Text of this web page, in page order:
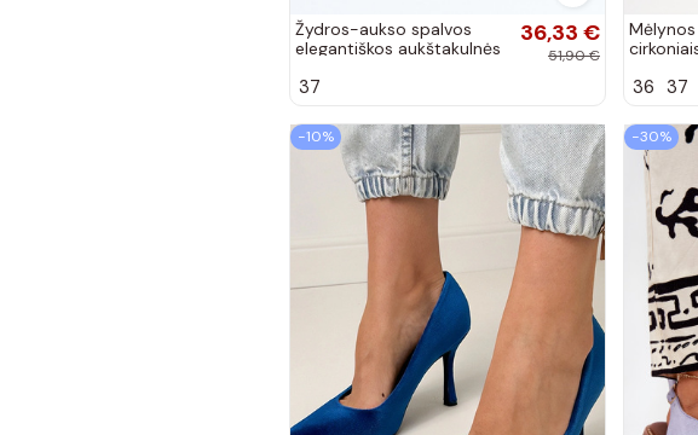
Žydros-aukso spalvos
elegantiškos aukštakulnės
su įrašu Abilica
36,33 €
51,90 €
37 36 37
−10% −30%